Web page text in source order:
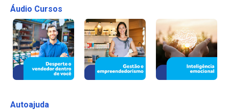
Áudio Cursos
Autoajuda